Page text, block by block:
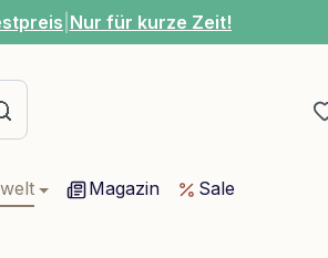
Nur für kurze Zeit!
Magazin Sale